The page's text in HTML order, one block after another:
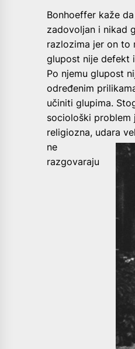
Bonhoeffer kaže
zadovoljan i nikad
razlozima jer on to
glupost nije defekt
Po njemu glupost
određenim
učiniti glupima.
sociološki
religiozna, udara
ne
razgovaraju